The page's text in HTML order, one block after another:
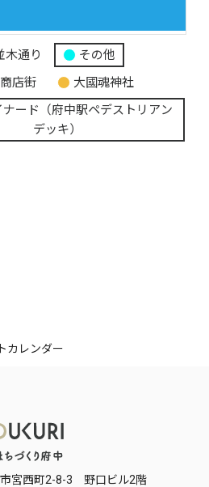
木通り
その他
店街
大國魂神社
ード（府中駅ペデストリアン
デッキ）
カレンダー
宮西町2-8-3 野口ビル2階